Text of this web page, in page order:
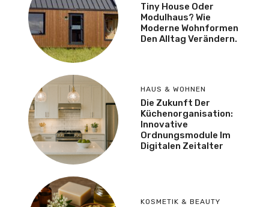
Tiny House Oder
Modulhaus? Wie
Moderne Wohnformen
Den Alltag Verändern.
HAUS & WOHNEN
Die Zukunft Der
Küchenorganisation:
Innovative
Ordnungsmodule Im
Digitalen Zeitalter
KOSMETIK & BEAUTY